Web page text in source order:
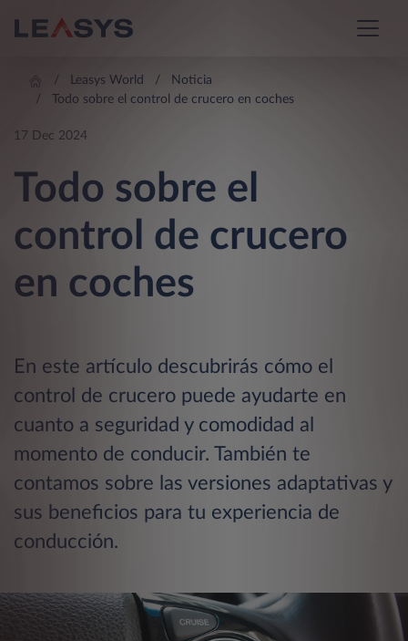
Leasys World
Noticia
Todo sobre el control de crucero en coches
17 Dec 2024
Todo sobre el
control de crucero
en coches
En este artículo descubrirás cómo el
control de crucero puede ayudarte en
cuanto a seguridad y comodidad al
momento de conducir. También te
contamos sobre las versiones adaptativas y
sus beneficios para tu experiencia de
conducción.